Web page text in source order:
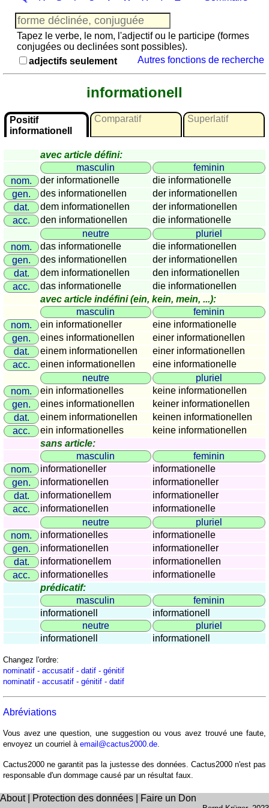
Jeu
avec
des
nombres
Plus
espagnol
français
latin
portugais
roumain
néerlandais
Utilités
Convertisseurs
d'unités
Plaques
d'immatriculation
Coucher
du
soleil
Balades
à
vélo
Petit
vocabulaire
pour
le
voyage
(pdf)
JEUX
Géographie
Quiz
côtes
et
fleuves
Quiz
de
géographie
Quiz
Quiz
des
fleuves
et
villes
Quiz
des
drapeaux,
blasons,
Tapez le verbe, le nom, l'adjectif ou le participe (formes
conjugées ou declinées sont possibles).
adjectifs seulement
Autres fonctions de recherche
informationell
Positif
informationell
Comparatif Superlatif
avec article défini:
masculin
feminin
nom.
der informationelle
die informationelle
gen.
des informationellen
der informationellen
dat.
dem informationellen
der informationellen
acc.
den informationellen
die informationelle
neutre
pluriel
nom.
das informationelle
die informationellen
gen.
des informationellen
der informationellen
dat.
dem informationellen
den informationellen
acc.
das informationelle
die informationellen
avec article indéfini (ein, kein, mein, ...):
masculin
feminin
nom.
ein informationeller
eine informationelle
gen.
eines informationellen
einer informationellen
dat.
einem informationellen
einer informationellen
acc.
einen informationellen
eine informationelle
neutre
pluriel
nom.
ein informationelles
keine informationellen
gen.
eines informationellen
keiner informationellen
dat.
einem informationellen
keinen informationellen
acc.
ein informationelles
keine informationellen
sans article:
masculin
feminin
nom.
informationeller
informationelle
gen.
informationellen
informationeller
dat.
informationellem
informationeller
acc.
informationellen
informationelle
neutre
pluriel
nom.
informationelles
informationelle
gen.
informationellen
informationeller
dat.
informationellem
informationellen
acc.
informationelles
informationelle
prédicatif:
masculin
feminin
informationell
informationell
neutre
pluriel
informationell
informationell
Changez l'ordre:
nominatif - accusatif - datif - génitif
nominatif - accusatif - génitif - datif
Abréviations
Vous avez une question, une suggestion ou vous avez trouvé une faute,
envoyez un courriel à email@cactus2000.de.
Cactus2000 ne garantit pas la justesse des données. Cactus2000 n'est pas
responsable d'un dommage causé par un résultat faux.
About| Protection des données Faire un Don